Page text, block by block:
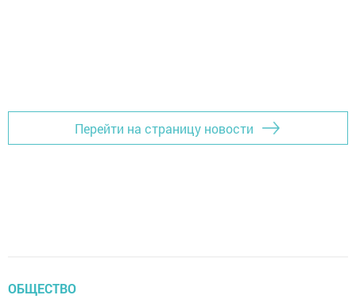
Перейти на страницу новости
ОБЩЕСТВО